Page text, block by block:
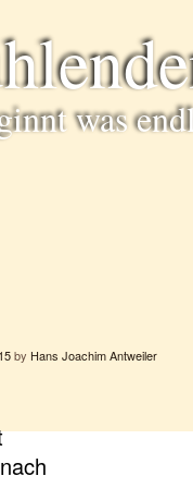
was
by Hans Joachim Antweiler